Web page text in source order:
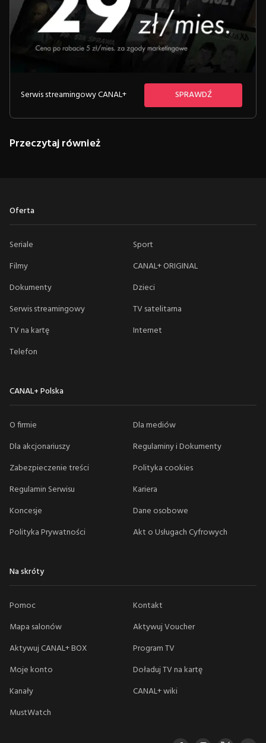
Serwis streamingowy CANAL+ SPRAWDŹ
Przeczytaj również
Oferta
Seriale
Sport
Filmy
CANAL+ ORIGINAL
Dokumenty
Dzieci
Serwis streamingowy
TV satelitarna
TV na kartę
Internet
Telefon
CANAL+ Polska
O firmie
Dla mediów
Dla akcjonariuszy
Regulaminy i Dokumenty
Zabezpieczenie treści
Polityka cookies
Regulamin Serwisu
Kariera
Koncesje
Dane osobowe
Polityka Prywatności
Akt o Usługach Cyfrowych
Na skróty
Pomoc
Kontakt
Mapa salonów
Aktywuj Voucher
Aktywuj CANAL+ BOX
Program TV
Moje konto
Doładuj TV na kartę
Kanały
CANAL+ wiki
MustWatch